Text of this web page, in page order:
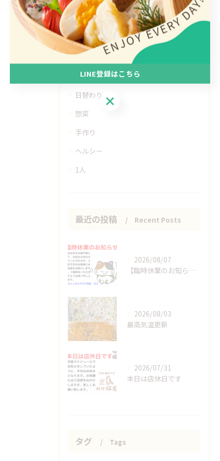
カテゴリー Categories
全てのカテゴリー
日替わり
惣菜
手作り
ヘルシー
1人
最近の投稿 Recent Posts
2026/08/07
【臨時休業のお知らせ】
2026/08/03
最高気温更新
2026/07/31
本日は店休日です
タグ Tags
LINE登録はこちら
LINE登録はこちら